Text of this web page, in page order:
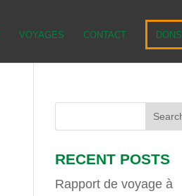
VOYAGES CONTACT DONS
RECENT POSTS
Rapport de voyage à